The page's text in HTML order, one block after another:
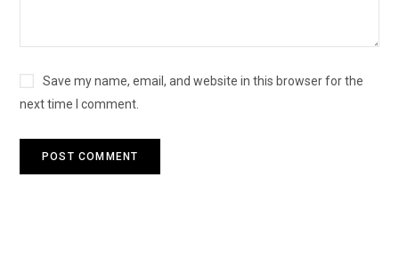
Save my name, email, and website in this browser for the
next time I comment.